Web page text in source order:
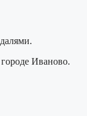
Иваново.